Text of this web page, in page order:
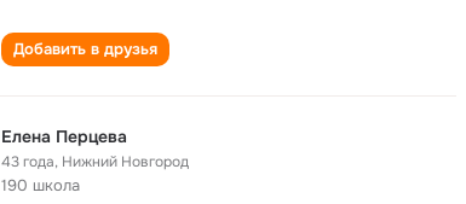
Добавить в друзья
Елена Перцева
43 года, Нижний Новгород
190 школа